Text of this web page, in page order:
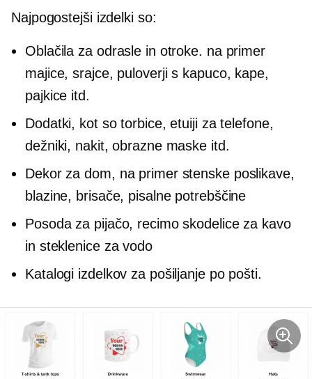
Najpogostejši izdelki so:
Oblačila za odrasle in otroke. na primer
majice, srajce, puloverji s kapuco, kape,
pajkice itd.
Dodatki, kot so torbice, etuiji za telefone,
dežniki, nakit, obrazne maske itd.
Dekor za dom, na primer stenske poslikave,
blazine, brisače, pisalne potrebščine
Posoda za pijačo, recimo skodelice za kavo
in steklenice za vodo
Katalogi izdelkov za pošiljanje po pošti.